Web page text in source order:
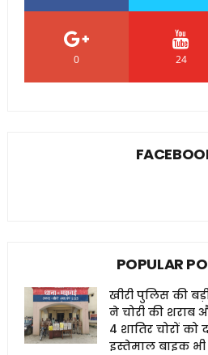
0 24
POPULAR
खीरी पुलिस की
ने चोरी की शराब
4 शातिर चोरों को
इस्तेमाल बाइक भी